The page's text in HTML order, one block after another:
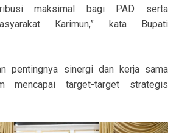
maksimal bagi PAD serta
Karimun,” kata Bupati
pentingnya sinergi dan kerja sama
mencapai target-target strategis